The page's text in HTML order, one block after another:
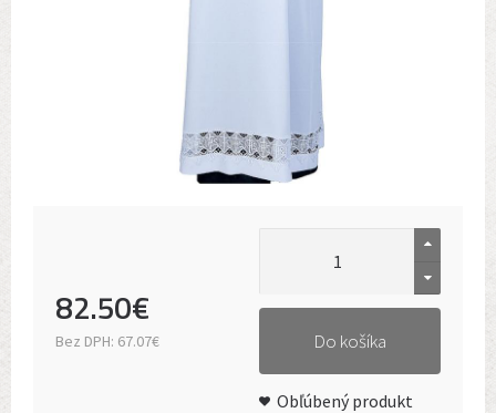
82.50€
Bez DPH: 67.07€ Do košíka
Obľúbený produkt